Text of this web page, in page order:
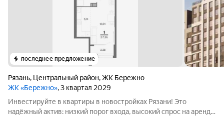
последнее предложение
Рязань, Центральный район,ЖК Бережно
ЖК «Бережно», 3 квартал 2029
Инвестируйте в квартиры в новостройках Рязани! Это
надёжный актив: низкий порог входа, высокий спрос на аренду